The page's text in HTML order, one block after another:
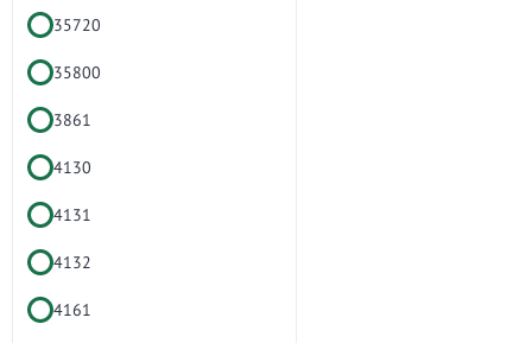
35720
35800
3861
4130
4131
4132
4161